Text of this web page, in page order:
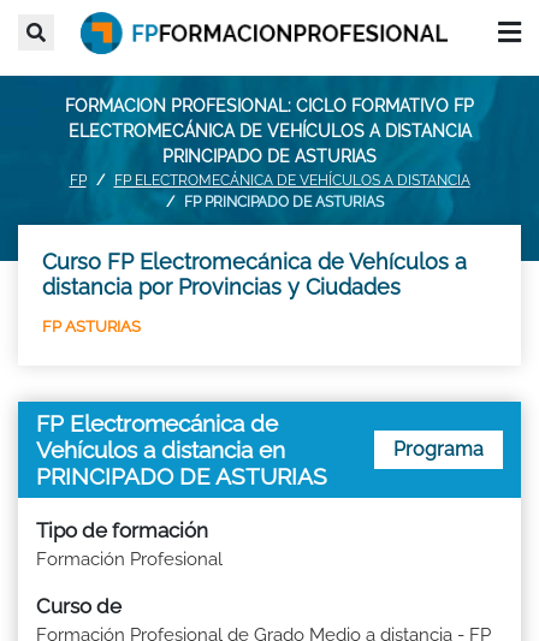
FORMACION PROFESIONAL: CICLO FORMATIVO FP
ELECTROMECÁNICA DE VEHÍCULOS A DISTANCIA
PRINCIPADO DE ASTURIAS
FP
FP ELECTROMECÁNICA DE VEHÍCULOS A DISTANCIA
FP PRINCIPADO DE ASTURIAS
Curso FP Electromecánica de Vehículos a
distancia por Provincias y Ciudades
FP ASTURIAS
FP Electromecánica de
Vehículos a distancia en
PRINCIPADO DE ASTURIAS
Programa
Tipo de formación
Formación Profesional
Curso de
Formación Profesional de Grado Medio a distancia - FP